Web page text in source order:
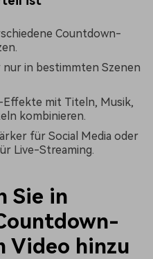
Countdown-
nur in bestimmten Szenen
mit Titeln, Musik,
kombinieren.
für Social Media oder
Live-Streaming.
Sie in
Video hinzu